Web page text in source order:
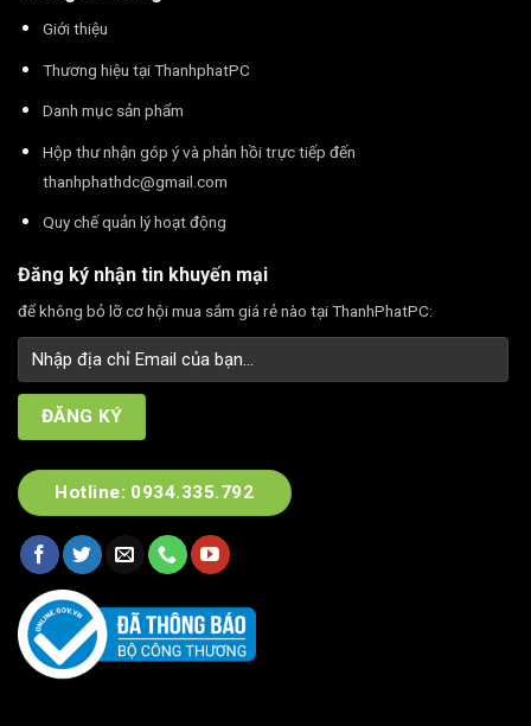
Giới thiệu
Thương hiệu tại ThanhphatPC
Danh mục sản phẩm
Hộp thư nhận góp ý và phản hồi trực tiếp đến
thanhphathdc@gmail.com
Quy chế quản lý hoạt động
Đăng ký nhận tin khuyến mại
để không bỏ lỡ cơ hội mua sắm giá rẻ nào tại ThanhPhatPC:
Hotline: 0934.335.792